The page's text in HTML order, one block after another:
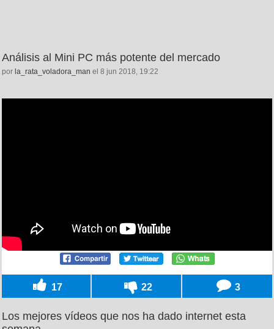
Análisis al Mini PC más potente del mercado
por la_rata_voladora_man el 8 jun 2018, 19:22
17 22 3
Los mejores vídeos que nos ha dado internet esta